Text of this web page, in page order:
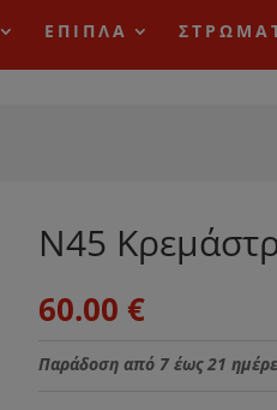
ΕΠΙΠΛΑ
Ν45
60.00 €
Παράδοση από 7 έως 21